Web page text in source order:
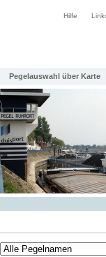
Hilfe
Pegelauswahl über Karte